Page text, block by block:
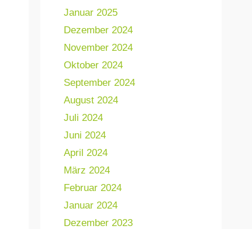
Januar 2025
Dezember 2024
November 2024
Oktober 2024
September 2024
August 2024
Juli 2024
Juni 2024
April 2024
März 2024
Februar 2024
Januar 2024
Dezember 2023